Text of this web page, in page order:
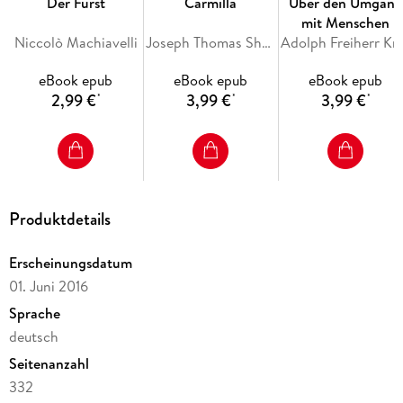
Gesetzt aus der Minion Pro, 11 pt.
Niccolò Machiavelli
eBook epub
2,99 €*
Joseph Thomas Sheridan Le Fanu
eBook epub
3,99 €*
mit Menschen
eBook epub
3,99 €*
Produktdetails
Erscheinungsdatum
01. Juni 2016
Sprache
deutsch
Seitenanzahl
332